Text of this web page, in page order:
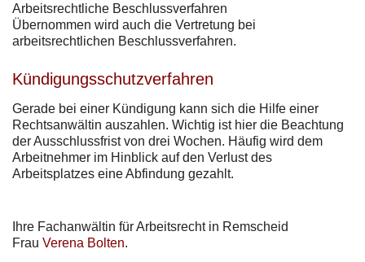
Arbeitsrechtliche Beschlussverfahren
Übernommen wird auch die Vertretung bei
arbeitsrechtlichen Beschlussverfahren.
Kündigungsschutzverfahren
Gerade bei einer Kündigung kann sich die Hilfe einer
Rechtsanwältin auszahlen. Wichtig ist hier die Beachtung
der Ausschlussfrist von drei Wochen. Häufig wird dem
Arbeitnehmer im Hinblick auf den Verlust des
Arbeitsplatzes eine Abfindung gezahlt.
Ihre Fachanwältin für Arbeitsrecht in Remscheid
Frau Verena Bolten.